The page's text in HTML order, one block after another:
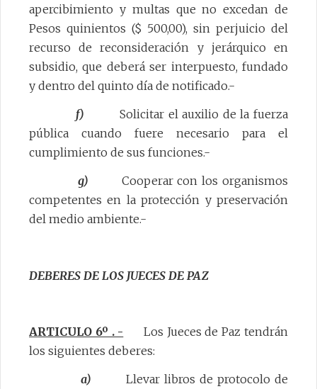
apercibimiento y multas que no excedan de
Pesos quinientos ($ 500,00), sin perjuicio del
recurso de reconsideración y jerárquico en
subsidio, que deberá ser interpuesto, fundado
y dentro del quinto día de notificado.-
f) Solicitar el auxilio de la fuerza
pública cuando fuere necesario para el
cumplimiento de sus funciones.-
g) Cooperar con los organismos
competentes en la protección y preservación
del medio ambiente.-
DEBERES DE LOS JUECES DE PAZ
ARTICULO 6º . - Los Jueces de Paz tendrán
los siguientes deberes:
a) Llevar libros de protocolo de